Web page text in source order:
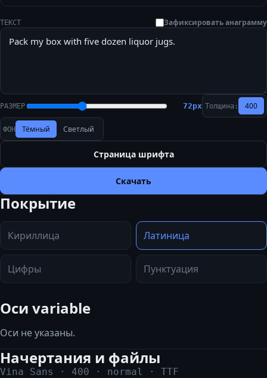
ТЕКСТ Зафиксировать анаграмму
РАЗМЕР 72px Толщина: 400
ФОН Тёмный Светлый
Страница шрифта
Скачать
Покрытие
Кириллица Латиница
Цифры Пунктуация
Оси variable
Оси не указаны.
Начертания и файлы
Vina Sans · 400 · normal · TTF